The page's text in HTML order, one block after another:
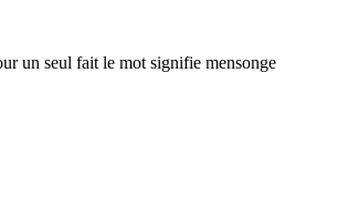
un seul fait le mot signifie mensonge